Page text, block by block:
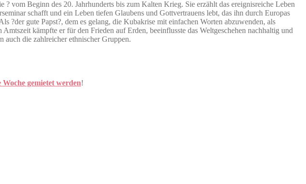
vom Beginn des 20. Jahrhunderts bis zum Kalten Krieg. Sie erzählt das ereignisreiche Leben
schafft und ein Leben tiefen Glaubens und Gottvertrauens lebt, das ihn durch Europas
?der gute Papst?, dem es gelang, die Kubakrise mit einfachen Worten abzuwenden, als
kämpfte er für den Frieden auf Erden, beeinflusste das Weltgeschehen nachhaltig und
auch die zahlreicher ethnischer Gruppen.
Woche gemietet werden!